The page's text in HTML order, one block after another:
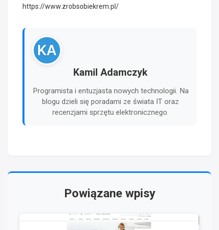
https://www.zrobsobiekrem.pl/
KA
Kamil Adamczyk
Programista i entuzjasta nowych technologii. Na
blogu dzieli się poradami ze świata IT oraz
recenzjami sprzętu elektronicznego.
Powiązane wpisy